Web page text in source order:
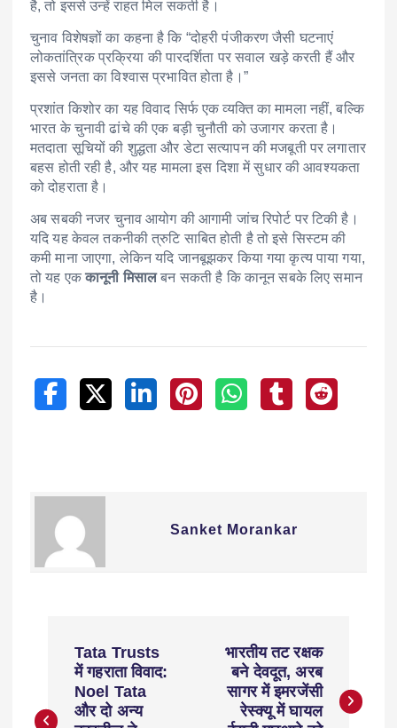
है, तो इससे उन्हें राहत मिल सकती है।
चुनाव विशेषज्ञों का कहना है कि “दोहरी पंजीकरण जैसी घटनाएं
लोकतांत्रिक प्रक्रिया की पारदर्शिता पर सवाल खड़े करती हैं और
इससे जनता का विश्वास प्रभावित होता है।”
प्रशांत किशोर का यह विवाद सिर्फ एक व्यक्ति का मामला नहीं, बल्कि
भारत के चुनावी ढांचे की एक बड़ी चुनौती को उजागर करता है।
मतदाता सूचियों की शुद्धता और डेटा सत्यापन की मजबूती पर लगातार
बहस होती रही है, और यह मामला इस दिशा में सुधार की आवश्यकता
को दोहराता है।
अब सबकी नजर चुनाव आयोग की आगामी जांच रिपोर्ट पर टिकी है।
यदि यह केवल तकनीकी त्रुटि साबित होती है तो इसे सिस्टम की
कमी माना जाएगा, लेकिन यदि जानबूझकर किया गया कृत्य पाया गया,
तो यह एककानूनी मिसालबन सकती है कि कानून सबके लिए समान
है।
Sanket Morankar
Tata Trusts
में गहराता विवाद:
Noel Tata
और दो अन्य
भारतीय तट रक्षक
बने देवदूत, अरब
सागर में इमरजेंसी
रेस्क्यू में घायल